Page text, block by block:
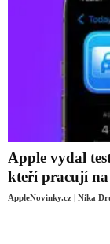
Apple vydal
kteří pracují na
AppleNovinky.cz | Nika